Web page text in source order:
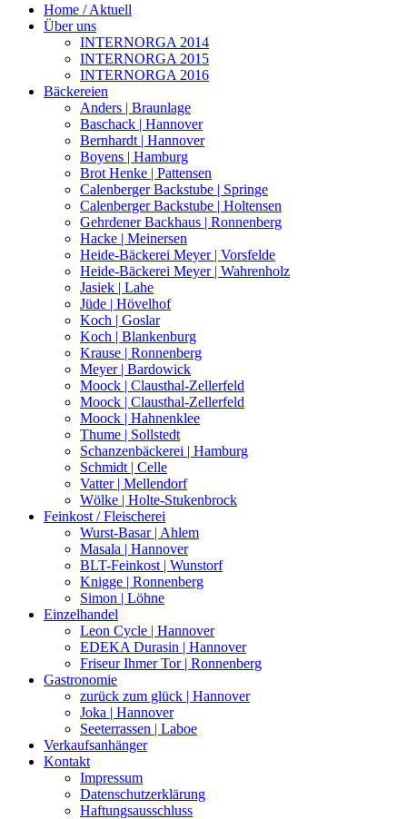
Home / Aktuell
Über uns
INTERNORGA 2014
INTERNORGA 2015
INTERNORGA 2016
Bäckereien
Anders | Braunlage
Baschack | Hannover
Bernhardt | Hannover
Boyens | Hamburg
Brot Henke | Pattensen
Calenberger Backstube | Springe
Calenberger Backstube | Holtensen
Gehrdener Backhaus | Ronnenberg
Hacke | Meinersen
Heide-Bäckerei Meyer | Vorsfelde
Heide-Bäckerei Meyer | Wahrenholz
Jasiek | Lahe
Jüde | Hövelhof
Koch | Goslar
Koch | Blankenburg
Krause | Ronnenberg
Meyer | Bardowick
Moock | Clausthal-Zellerfeld
Moock | Clausthal-Zellerfeld
Moock | Hahnenklee
Thume | Sollstedt
Schanzenbäckerei | Hamburg
Schmidt | Celle
Vatter | Mellendorf
Wölke | Holte-Stukenbrock
Feinkost / Fleischerei
Wurst-Basar | Ahlem
Masala | Hannover
BLT-Feinkost | Wunstorf
Knigge | Ronnenberg
Simon | Löhne
Einzelhandel
Leon Cycle | Hannover
EDEKA Durasin | Hannover
Friseur Ihmer Tor | Ronnenberg
Gastronomie
zurück zum glück | Hannover
Joka | Hannover
Seeterrassen | Laboe
Verkaufsanhänger
Kontakt
Impressum
Datenschutzerklärung
Haftungsausschluss